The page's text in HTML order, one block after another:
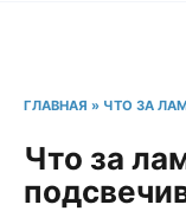
ГЛАВНАЯ » ЧТО ЗА
Что за